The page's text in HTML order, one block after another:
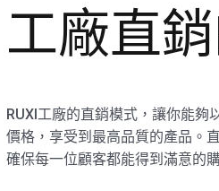
工廠直
RUXI工廠的直銷模式，讓你能
價格，享受到最高品質的產品。
確保每一位顧客都能得到滿意的